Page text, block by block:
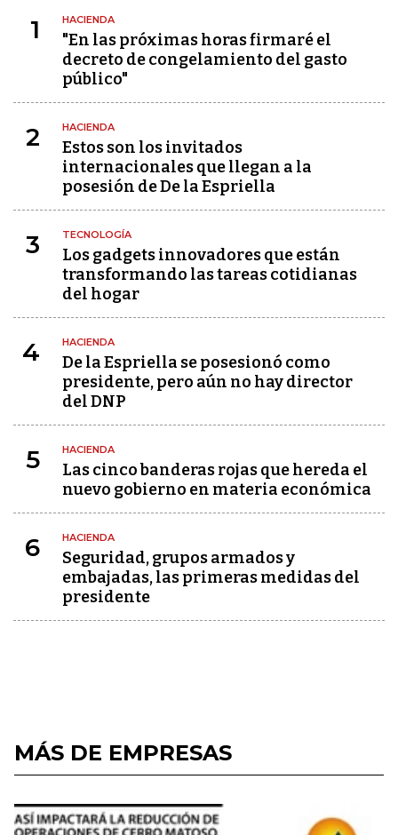
1 HACIENDA
"En las próximas horas firmaré el
decreto de congelamiento del gasto
público"
2 HACIENDA
Estos son los invitados
internacionales que llegan a la
posesión de De la Espriella
3 TECNOLOGÍA
Los gadgets innovadores que están
transformando las tareas cotidianas
del hogar
4 HACIENDA
De la Espriella se posesionó como
presidente, pero aún no hay director
del DNP
5 HACIENDA
Las cinco banderas rojas que hereda el
nuevo gobierno en materia económica
6 HACIENDA
Seguridad, grupos armados y
embajadas, las primeras medidas del
presidente
MÁS DE EMPRESAS